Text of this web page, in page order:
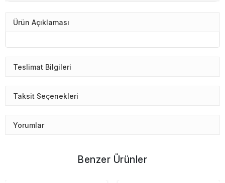
Ürün Açıklaması
Teslimat Bilgileri
Taksit Seçenekleri
Yorumlar
Benzer Ürünler